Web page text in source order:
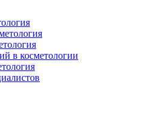
в косметологии